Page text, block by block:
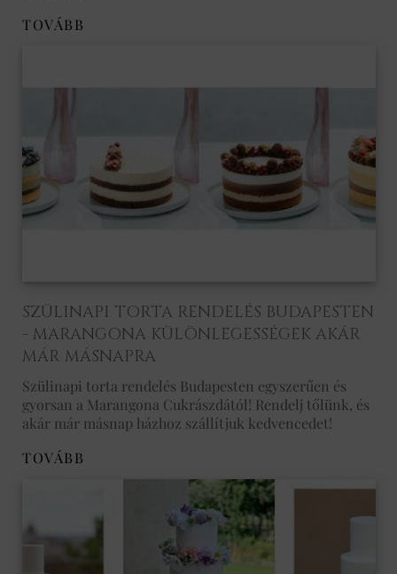
TOVÁBB
SZÜLINAPI TORTA RENDELÉS BUDAPESTEN
- MARANGONA KÜLÖNLEGESSÉGEK AKÁR
MÁR MÁSNAPRA
Szülinapi torta rendelés Budapesten egyszerűen és
gyorsan a Marangona Cukrászdától! Rendelj tőlünk, és
akár már másnap házhoz szállítjuk kedvencedet!
TOVÁBB